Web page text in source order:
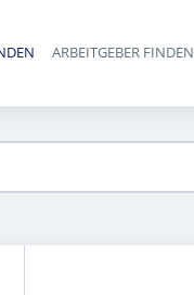
ARBEITGEBER FINDEN